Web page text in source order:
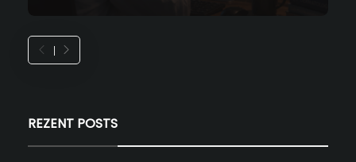
REZENT POSTS